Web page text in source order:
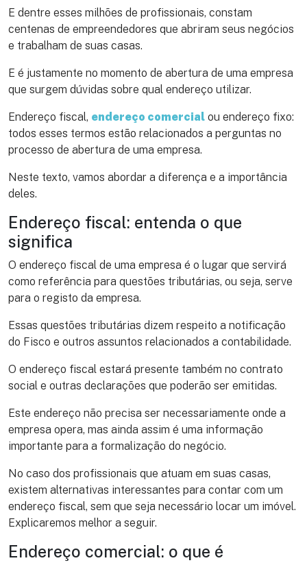
E dentre esses milhões de profissionais, constam
centenas de empreendedores que abriram seus negócios
e trabalham de suas casas.
E é justamente no momento de abertura de uma empresa
que surgem dúvidas sobre qual endereço utilizar.
Endereço fiscal, endereço comercial ou endereço fixo:
todos esses termos estão relacionados a perguntas no
processo de abertura de uma empresa.
Neste texto, vamos abordar a diferença e a importância
deles.
Endereço fiscal: entenda o que
significa
O endereço fiscal de uma empresa é o lugar que servirá
como referência para questões tributárias, ou seja, serve
para o registo da empresa.
Essas questões tributárias dizem respeito a notificação
do Fisco e outros assuntos relacionados a contabilidade.
O endereço fiscal estará presente também no contrato
social e outras declarações que poderão ser emitidas.
Este endereço não precisa ser necessariamente onde a
empresa opera, mas ainda assim é uma informação
importante para a formalização do negócio.
No caso dos profissionais que atuam em suas casas,
existem alternativas interessantes para contar com um
endereço fiscal, sem que seja necessário locar um imóvel.
Explicaremos melhor a seguir.
Endereço comercial: o que é